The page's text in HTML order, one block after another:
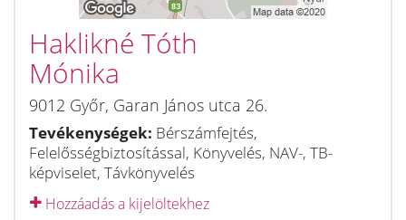
Haklikné Tóth
Mónika
9012 Győr, Garan János utca 26.
Tevékenységek: Bérszámfejtés,
Felelősségbiztosítással, Könyvelés, NAV-, TB-
képviselet, Távkönyvelés
Hozzáadás a kijelöltekhez